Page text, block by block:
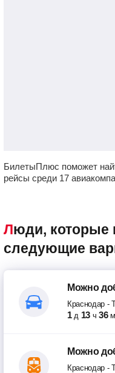
БилетыПлюс поможет
рейсы среди 17
Люди, которые искали авиабилеты Краснодар – Тюмень, также смотрели
следующие
Можно
Краснодар -
1 д 13 ч 36
Можно
Краснодар -